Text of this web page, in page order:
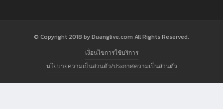
© Copyright 2018 by Duanglive.com All Rights Reserved.
เงื่อนไขการใช้บริการ
นโยบายความเป็นส่วนตัว/ประกาศความเป็นส่วนตัว